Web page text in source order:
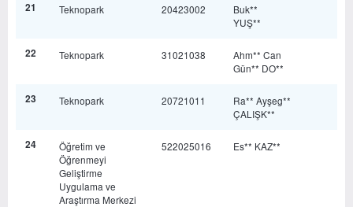
21 Teknopark 20423002
Buk**
YUŞ**
22 Teknopark 31021038
Ahm** Can
Gün** DO**
23 Teknopark 20721011
Ra** Ayşeg**
ÇALIŞK**
24
Öğretim ve
Öğrenmeyi
Geliştirme
Uygulama ve
Araştırma Merkezi
522025016 Es** KAZ**